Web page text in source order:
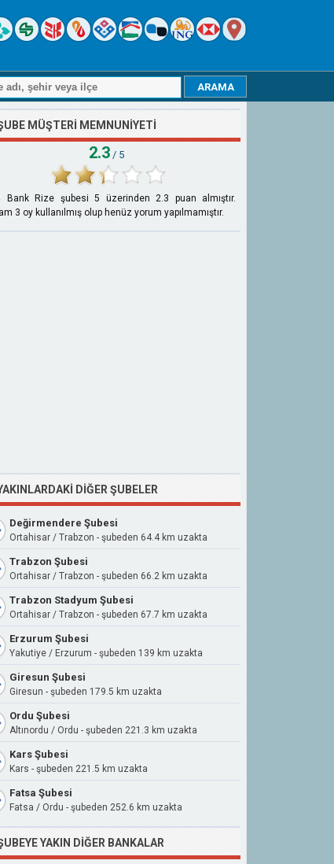
MÜŞTERI MEMNUNIYETI
2.3 / 5
Bank Rize şubesi 5 üzerinden 2.3 puan almıştır.
3 oy kullanılmış olup henüz yorum yapılmamıştır.
DIĞER ŞUBELER
Değirmendere Şubesi
Ortahisar / Trabzon - şubeden 64.4 km uzakta
Trabzon Şubesi
Ortahisar / Trabzon - şubeden 66.2 km uzakta
Trabzon Stadyum Şubesi
Ortahisar / Trabzon - şubeden 67.7 km uzakta
Erzurum Şubesi
Yakutiye / Erzurum - şubeden 139 km uzakta
Giresun Şubesi
Giresun - şubeden 179.5 km uzakta
Ordu Şubesi
Altınordu / Ordu - şubeden 221.3 km uzakta
Kars Şubesi
Kars - şubeden 221.5 km uzakta
Fatsa Şubesi
Fatsa / Ordu - şubeden 252.6 km uzakta
YAKIN DIĞER BANKALAR